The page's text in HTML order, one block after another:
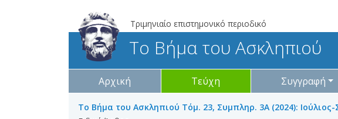
Τριμηνιαίο επιστημονικό περιοδικό
Το Βήμα του Ασκληπιού
Αρχική Τεύχη Συγγραφή
Το Βήμα του Ασκληπιού Τόμ. 23, Συμπληρ. 3Α (2024): Ιούλιος-